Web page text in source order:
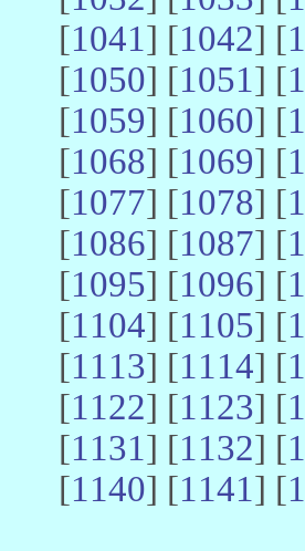
[1041] [1042] [
[1050] [1051] [
[1059] [1060] [
[1068] [1069] [
[1077] [1078] [
[1086] [1087] [
[1095] [1096] [
[1104] [1105] [
[1113] [1114] [
[1122] [1123] [
[1131] [1132] [
[1140] [1141] [